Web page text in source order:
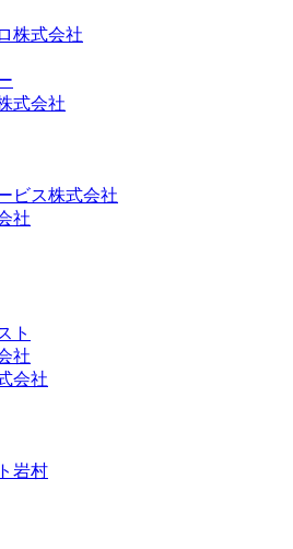
株式会社
式会社
ビス株式会社
社
ト
社
会社
岩村